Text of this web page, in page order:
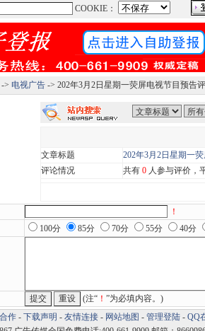
-> 电视广告-> 202年3月2日星期一荧屏电视节目预告
文章标题
202年3月2日星期一
评论情况
共有 0 人参与评价，
！
100分 85分 70分 55分 40分
(注“！ ”为必填内容。)
作 - 下载声明 - 友情连接 - 网站地图 - 管理登陆 - QQ